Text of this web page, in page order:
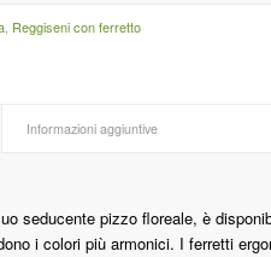
Reggiseni con ferretto
Informazioni aggiuntive
seducente pizzo floreale, è
i colori più armonici. I ferretti